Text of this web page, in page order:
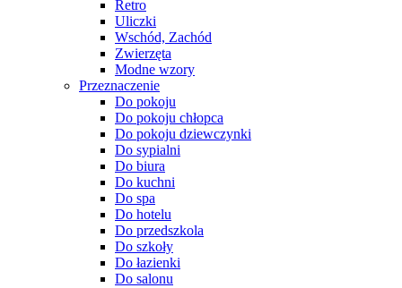
Retro
Uliczki
Wschód, Zachód
Zwierzęta
Modne wzory
Przeznaczenie
Do pokoju
Do pokoju chłopca
Do pokoju dziewczynki
Do sypialni
Do biura
Do kuchni
Do spa
Do hotelu
Do przedszkola
Do szkoły
Do łazienki
Do salonu